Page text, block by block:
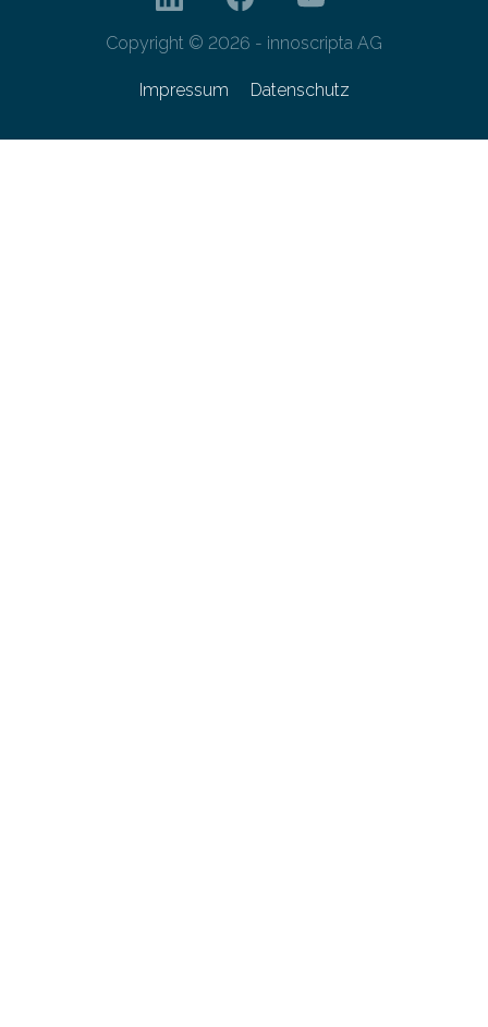
Copyright © 2026 - innoscripta AG
Impressum Datenschutz